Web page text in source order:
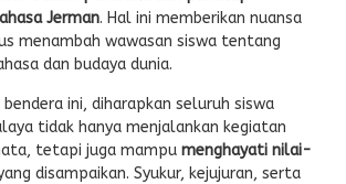
Jerman. Hal ini memberikan nuansa
menambah wawasan siswa tentang
dan budaya dunia.
ini, diharapkan seluruh siswa
tidak hanya menjalankan kegiatan
tetapi juga mampu menghayati nilai-
disampaikan. Syukur, kejujuran, serta